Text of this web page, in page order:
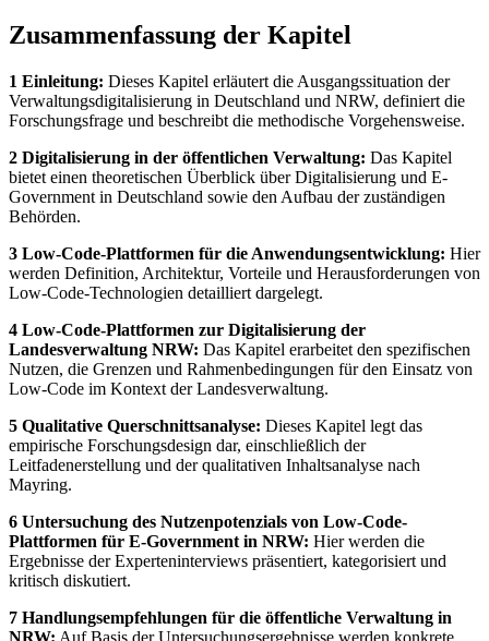
Zusammenfassung der Kapitel
1 Einleitung: Dieses Kapitel erläutert die Ausgangssituation der
Verwaltungsdigitalisierung in Deutschland und NRW, definiert die
Forschungsfrage und beschreibt die methodische Vorgehensweise.
2 Digitalisierung in der öffentlichen Verwaltung: Das Kapitel
bietet einen theoretischen Überblick über Digitalisierung und E-
Government in Deutschland sowie den Aufbau der zuständigen
Behörden.
3 Low-Code-Plattformen für die Anwendungsentwicklung: Hier
werden Definition, Architektur, Vorteile und Herausforderungen von
Low-Code-Technologien detailliert dargelegt.
4 Low-Code-Plattformen zur Digitalisierung der
Landesverwaltung NRW: Das Kapitel erarbeitet den spezifischen
Nutzen, die Grenzen und Rahmenbedingungen für den Einsatz von
Low-Code im Kontext der Landesverwaltung.
5 Qualitative Querschnittsanalyse: Dieses Kapitel legt das
empirische Forschungsdesign dar, einschließlich der
Leitfadenerstellung und der qualitativen Inhaltsanalyse nach
Mayring.
6 Untersuchung des Nutzenpotenzials von Low-Code-
Plattformen für E-Government in NRW: Hier werden die
Ergebnisse der Experteninterviews präsentiert, kategorisiert und
kritisch diskutiert.
7 Handlungsempfehlungen für die öffentliche Verwaltung in
NRW: Auf Basis der Untersuchungsergebnisse werden konkrete